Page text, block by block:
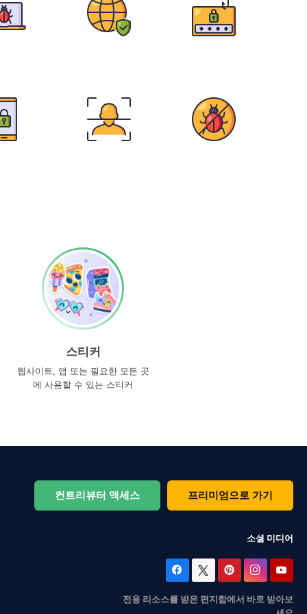
스티커
웹사이트, 앱 또는 필요한 모든 곳
에 사용할 수 있는 스티커
컨트리뷰터 액세스 프리미엄으로 가기
소셜 미디어
전용 리소스를 받은 편지함에서 바로 받아보